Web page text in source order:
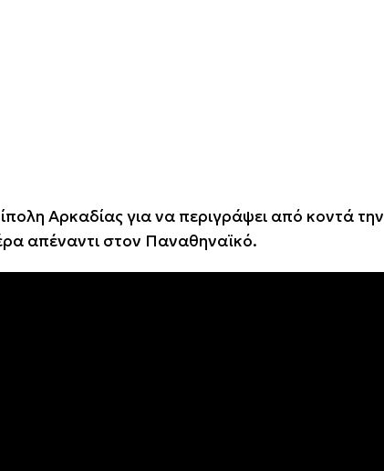
Αρκαδίας για να περιγράψει από κοντά την
απέναντι στον Παναθηναϊκό.